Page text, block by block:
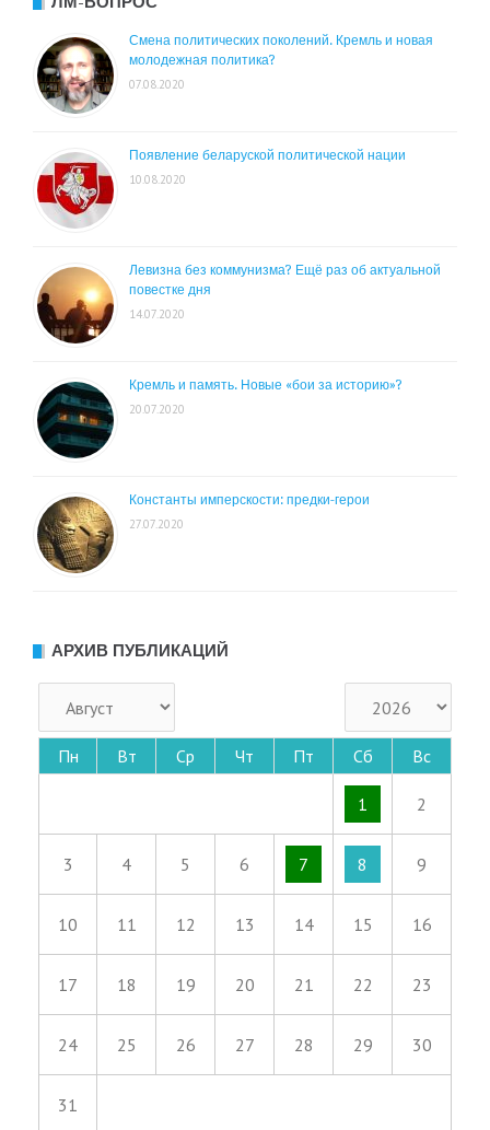
Смена политических поколений. Кремль и новая
молодежная политика?
07.08.2020
Появление беларуской политической нации
10.08.2020
Левизна без коммунизма? Ещё раз об актуальной
повестке дня
14.07.2020
Кремль и память. Новые «бои за историю»?
20.07.2020
Константы имперскости: предки-герои
27.07.2020
АРХИВ ПУБЛИКАЦИЙ
Пн Вт Ср Чт Пт Сб Вс
1 2
3 4 5 6 7 8 9
10 11 12 13 14 15 16
17 18 19 20 21 22 23
24 25 26 27 28 29 30
31